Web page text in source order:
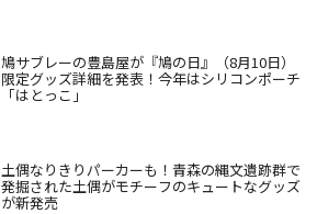
鳩サブレーの豊島屋が『鳩の日』（8月10日）
限定グッズ詳細を発表！今年はシリコンポーチ
「はとっこ」
土偶なりきりパーカーも！青森の縄文遺跡群で
発掘された土偶がモチーフのキュートなグッズ
が新発売